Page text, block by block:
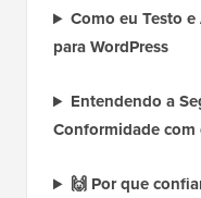
Como eu Testo
para WordPress
Entendendo a
Conformidade com
🙌 Por que